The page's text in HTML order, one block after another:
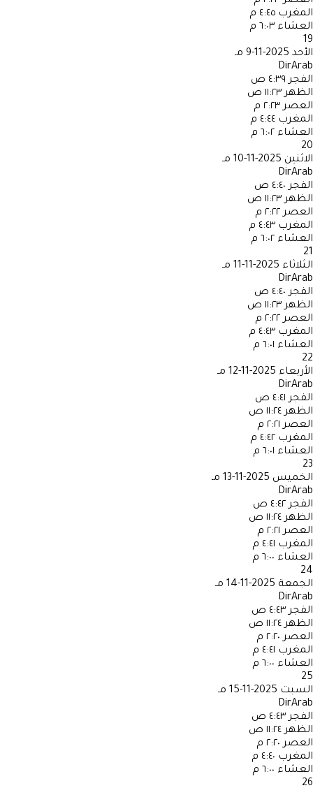
المغرب ٤:٤٥ م
العشاء ٦:٠٣ م
19
الأحد 2025-11-9 مـ
DirArab
الفجر ٤:٣٩ ص
الظهر ١١:٢٣ ص
العصر ٢:٢٣ م
المغرب ٤:٤٤ م
العشاء ٦:٠٢ م
20
الاثنين 2025-11-10 مـ
DirArab
الفجر ٤:٤٠ ص
الظهر ١١:٢٣ ص
العصر ٢:٢٢ م
المغرب ٤:٤٣ م
العشاء ٦:٠٢ م
21
الثلاثاء 2025-11-11 مـ
DirArab
الفجر ٤:٤٠ ص
الظهر ١١:٢٣ ص
العصر ٢:٢٢ م
المغرب ٤:٤٣ م
العشاء ٦:٠١ م
22
الأربعاء 2025-11-12 مـ
DirArab
الفجر ٤:٤١ ص
الظهر ١١:٢٤ ص
العصر ٢:٢١ م
المغرب ٤:٤٢ م
العشاء ٦:٠١ م
23
الخميس 2025-11-13 مـ
DirArab
الفجر ٤:٤٢ ص
الظهر ١١:٢٤ ص
العصر ٢:٢١ م
المغرب ٤:٤١ م
العشاء ٦:٠٠ م
24
الجمعة 2025-11-14 مـ
DirArab
الفجر ٤:٤٣ ص
الظهر ١١:٢٤ ص
العصر ٢:٢٠ م
المغرب ٤:٤١ م
العشاء ٦:٠٠ م
25
السبت 2025-11-15 مـ
DirArab
الفجر ٤:٤٣ ص
الظهر ١١:٢٤ ص
العصر ٢:٢٠ م
المغرب ٤:٤٠ م
العشاء ٦:٠٠ م
26